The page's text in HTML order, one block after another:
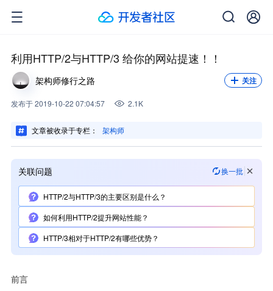
利用HTTP/2与HTTP/3 给你的网站提速！！
架构师修行之路 关注
发布于2019-10-22 07:04:57 2.1K
文章被收录于专栏： 架构师
关联问题 换一批
HTTP/2与HTTP/3的主要区别是什么？
如何利用HTTP/2提升网站性能？
HTTP/3相对于HTTP/2有哪些优势？